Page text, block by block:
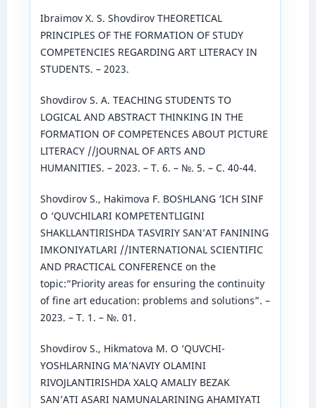
Ibraimov X. S. Shovdirov THEORETICAL
PRINCIPLES OF THE FORMATION OF STUDY
COMPETENCIES REGARDING ART LITERACY IN
STUDENTS. – 2023.
Shovdirov S. A. TEACHING STUDENTS TO
LOGICAL AND ABSTRACT THINKING IN THE
FORMATION OF COMPETENCES ABOUT PICTURE
LITERACY //JOURNAL OF ARTS AND
HUMANITIES. – 2023. – Т. 6. – №. 5. – С. 40-44.
Shovdirov S., Hakimova F. BOSHLANG ‘ICH SINF
O ‘QUVCHILARI KOMPETENTLIGINI
SHAKLLANTIRISHDA TASVIRIY SAN’AT FANINING
IMKONIYATLARI //INTERNATIONAL SCIENTIFIC
AND PRACTICAL CONFERENCE on the
topic:“Priority areas for ensuring the continuity
of fine art education: problems and solutions”. –
2023. – Т. 1. – №. 01.
Shovdirov S., Hikmatova M. O ‘QUVCHI-
YOSHLARNING MA’NAVIY OLAMINI
RIVOJLANTIRISHDA XALQ AMALIY BEZAK
SAN’ATI ASARI NAMUNALARINING AHAMIYATI